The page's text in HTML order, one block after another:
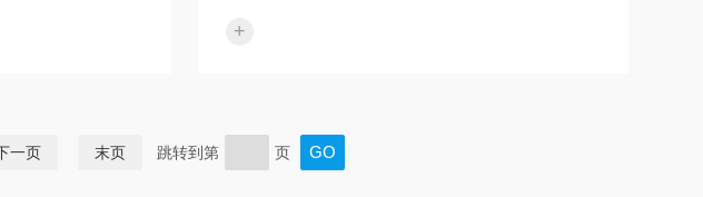
售后的请和我们
一年保修，终身
利通过认证验收！附近有需要安装售后的请和我们
员的培训。我公司对用户实行设备一年保修，终身
服务的原则，均建立档案，进行跟踪服务，确保质
+
一页 末页 跳转到第 页